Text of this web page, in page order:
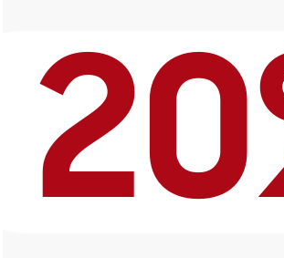
Ремонт гидросистемы кофемашины
Ремонт кофемолки кофемашины